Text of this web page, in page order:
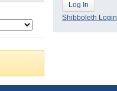
Shibboleth Login